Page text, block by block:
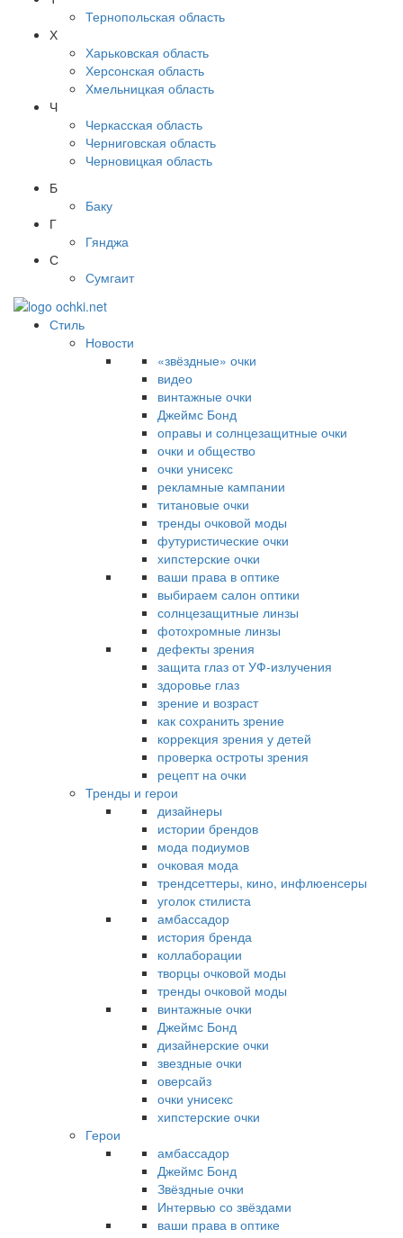
Тернопольская область
Х
Харьковская область
Херсонская область
Хмельницкая область
Ч
Черкасская область
Черниговская область
Черновицкая область
Б
Баку
Г
Гянджа
С
Сумгаит
Стиль
Новости
«звёздные» очки
видео
винтажные очки
Джеймс Бонд
оправы и солнцезащитные очки
очки и общество
очки унисекс
рекламные кампании
титановые очки
тренды очковой моды
футуристические очки
хипстерские очки
ваши права в оптике
выбираем салон оптики
солнцезащитные линзы
фотохромные линзы
дефекты зрения
защита глаз от УФ-излучения
здоровье глаз
зрение и возраст
как сохранить зрение
коррекция зрения у детей
проверка остроты зрения
рецепт на очки
Тренды и герои
дизайнеры
истории брендов
мода подиумов
очковая мода
трендсеттеры, кино, инфлюенсеры
уголок стилиста
амбассадор
история бренда
коллаборации
творцы очковой моды
тренды очковой моды
винтажные очки
Джеймс Бонд
дизайнерские очки
звездные очки
оверсайз
очки унисекс
хипстерские очки
Герои
амбассадор
Джеймс Бонд
Звёздные очки
Интервью со звёздами
ваши права в оптике